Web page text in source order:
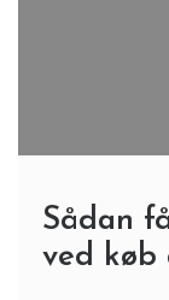
Sådan
ved køb